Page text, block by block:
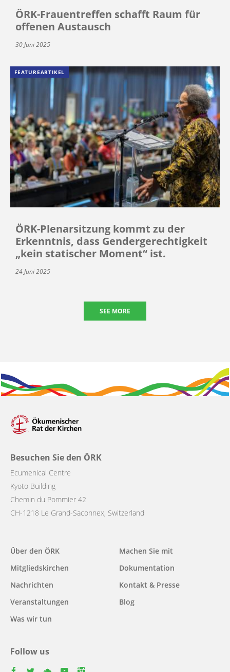
ÖRK-Frauentreffen schafft Raum für
offenen Austausch
30 Juni 2025
FEATUREARTIKEL
ÖRK-Plenarsitzung kommt zu der
Erkenntnis, dass Gendergerechtigkeit
„kein statischer Moment“ ist.
24 Juni 2025
SEE MORE
Besuchen Sie den ÖRK
Ecumenical Centre
Kyoto Building
Chemin du Pommier 42
CH-1218 Le Grand-Saconnex, Switzerland
Main
navigation
Über den ÖRK
Mitgliedskirchen
Nachrichten
Veranstaltungen
Was wir tun
Machen Sie mit
Dokumentation
Kontakt & Presse
Blog
Follow us